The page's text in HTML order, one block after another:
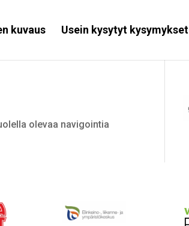
kuvaus Usein kysytyt kysymykset
olevaa navigointia